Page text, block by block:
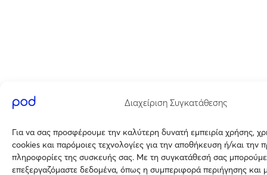
Διαχείριση Συγκατάθεσης
Για να σας προσφέρουμε την καλύτερη δυνατή εμπειρία χρήσης,
cookies και παρόμοιες τεχνολογίες για την αποθήκευση ή/και την
πληροφορίες της συσκευής σας. Με τη συγκατάθεσή σας
επεξεργαζόμαστε δεδομένα, όπως η συμπεριφορά περιήγησης και